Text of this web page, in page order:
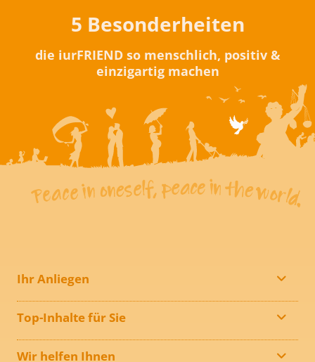
5 Besonderheiten
die iurFRIEND so menschlich, positiv &
einzigartig machen
Ihr Anliegen
Top-Inhalte für Sie
Wir helfen Ihnen